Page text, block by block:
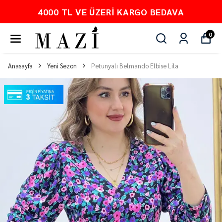
4000 TL VE ÜZERI KARGO BEDAVA
0
Anasayfa Yeni Sezon Petunyalı Belmando Elbise Lila